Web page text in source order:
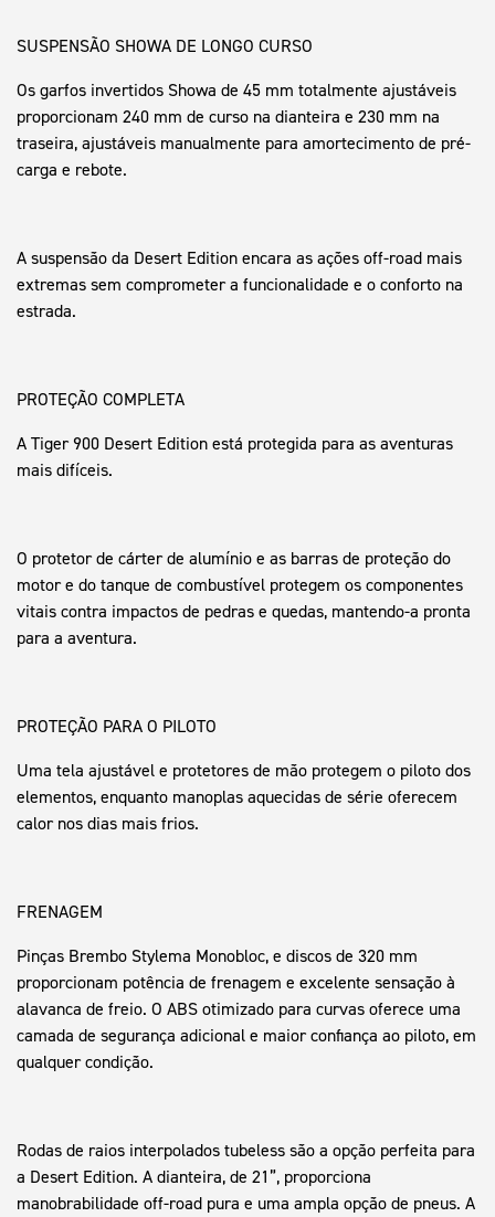
SUSPENSÃO SHOWA DE LONGO CURSO
Os garfos invertidos Showa de 45 mm totalmente ajustáveis
proporcionam 240 mm de curso na dianteira e 230 mm na
traseira, ajustáveis manualmente para amortecimento de pré-
carga e rebote.
A suspensão da Desert Edition encara as ações off-road mais
extremas sem comprometer a funcionalidade e o conforto na
estrada.
PROTEÇÃO COMPLETA
A Tiger 900 Desert Edition está protegida para as aventuras
mais difíceis.
O protetor de cárter de alumínio e as barras de proteção do
motor e do tanque de combustível protegem os componentes
vitais contra impactos de pedras e quedas, mantendo-a pronta
para a aventura.
PROTEÇÃO PARA O PILOTO
Uma tela ajustável e protetores de mão protegem o piloto dos
elementos, enquanto manoplas aquecidas de série oferecem
calor nos dias mais frios.
FRENAGEM
Pinças Brembo Stylema Monobloc, e discos de 320 mm
proporcionam potência de frenagem e excelente sensação à
alavanca de freio. O ABS otimizado para curvas oferece uma
camada de segurança adicional e maior confiança ao piloto, em
qualquer condição.
Rodas de raios interpolados tubeless são a opção perfeita para
a Desert Edition. A dianteira, de 21”, proporciona
manobrabilidade off-road pura e uma ampla opção de pneus. A